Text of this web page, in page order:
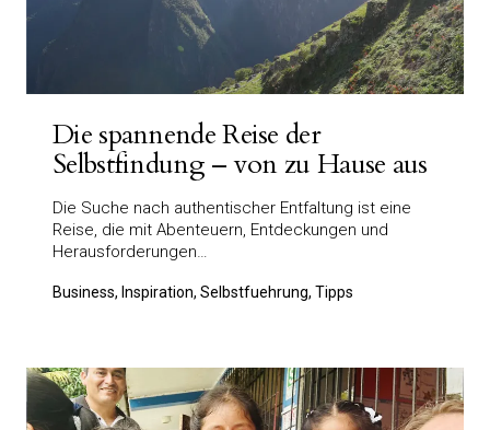
Die spannende Reise der
Selbstfindung – von zu Hause aus
Die Suche nach authentischer Entfaltung ist eine
Reise, die mit Abenteuern, Entdeckungen und
Herausforderungen…
Business, Inspiration, Selbstfuehrung, Tipps